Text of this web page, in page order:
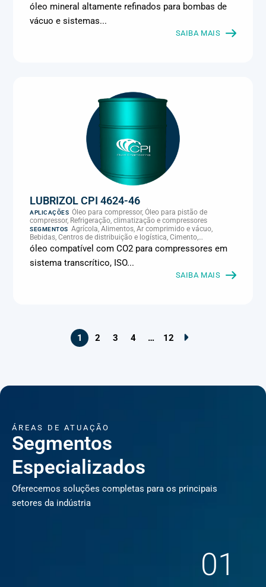
óleo mineral altamente refinados para bombas de
vácuo e sistemas...
SAIBA MAIS
LUBRIZOL CPI 4624-46
APLICAÇÕES Óleo para compressor, Óleo para pistão de
compressor, Refrigeração, climatização e compressores
SEGMENTOS Agrícola, Alimentos, Ar comprimido e vácuo,
Bebidas, Centros de distribuição e logística, Cimento,
Climatização e HVAC, Data center, Eletroeletrônica, Embalagens
e latas, Energia (geração), Eólico, Farmacêutica e cosmética,
Frigoríficos e abate, Laticínios, Madeira e móveis,
Metalmecânica, Metalurgia e fundição, Mineração, MRO e
manutenção industrial, Naval e portuário, Panificação, Papel e
óleo compatível com CO2 para compressores em
sistema transcrítico, ISO...
SAIBA MAIS
1 2 3 4 … 12
ÁREAS DE ATUAÇÃO
Segmentos
Especializados
Oferecemos soluções completas para os principais
setores da indústria
01